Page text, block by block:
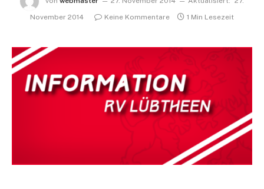
November 2014
Keine Kommentare 1 Min Lesezeit